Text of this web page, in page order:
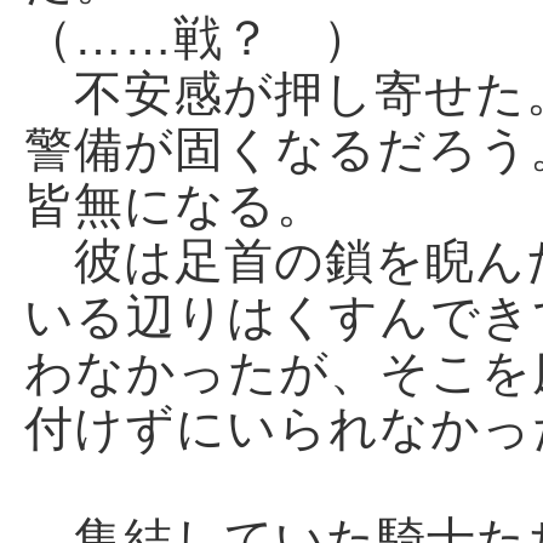
（……戦？ ）
不安感が押し寄せた
警備が固くなるだろ
皆無になる。
彼は足首の鎖を睨ん
いる辺りはくすんで
わなかったが、そこ
付けずにいられなか